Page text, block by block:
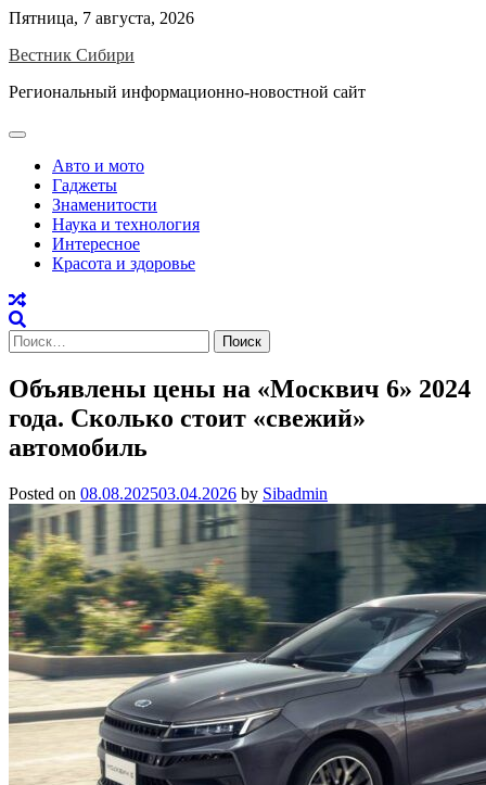
Skip
content
Пятница, 7 августа, 2026
Вестник Сибири
Региональный информационно-новостной сайт
Авто и мото
Гаджеты
Знаменитости
Наука и технология
Интересное
Красота и здоровье
Найти:
Объявлены цены на «Москвич 6» 2024
года. Сколько стоит «свежий»
автомобиль
Posted on 08.08.202503.04.2026 by Sibadmin